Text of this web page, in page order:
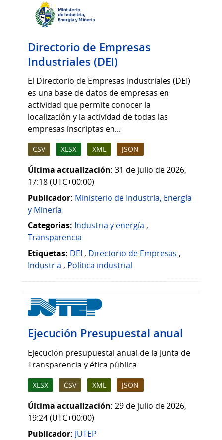
Directorio de Empresas
Industriales (DEI)
El Directorio de Empresas Industriales (DEI)
es una base de datos de empresas en
actividad que permite conocer la
localización y la actividad de todas las
empresas inscriptas en...
CSV XLSX XML JSON
Última actualización: 31 de julio de 2026,
17:18 (UTC+00:00)
Publicador: Ministerio de Industria, Energía
y Minería
Categorias: Industria y energía ,
Transparencia
Etiquetas: DEI , Directorio de Empresas ,
Industria , Política industrial
Ejecución Presupuestal anual
Ejecución presupuestal anual de la Junta de
Transparencia y ética pública
XLSX CSV XML JSON
Última actualización: 29 de julio de 2026,
19:24 (UTC+00:00)
Publicador: JUTEP